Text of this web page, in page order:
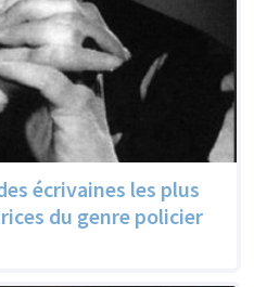
écrivaines les plus
du genre policier